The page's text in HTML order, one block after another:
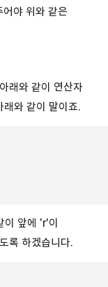
야 위와 같은
래와 같이 연산자
와 같이 말이죠.
이 앞에 'r'이
록 하겠습니다.